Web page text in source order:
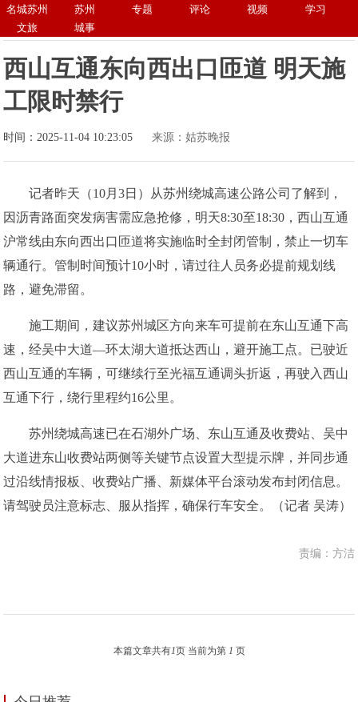
名城苏州 苏州 专题 评论 视频
学习
文旅
城事
西山互通东向西出口匝道 明天施
工限时禁行
时间：2025-11-04 10:23:05 来源：姑苏晚报
记者昨天（10月3日）从苏州绕城高速公路公司了解到，
因沥青路面突发病害需应急抢修，明天8:30至18:30，西山互通
沪常线由东向西出口匝道将实施临时全封闭管制，禁止一切车
辆通行。管制时间预计10小时，请过往人员务必提前规划线
路，避免滞留。
施工期间，建议苏州城区方向来车可提前在东山互通下高
速，经吴中大道—环太湖大道抵达西山，避开施工点。已驶近
西山互通的车辆，可继续行至光福互通调头折返，再驶入西山
互通下行，绕行里程约16公里。
苏州绕城高速已在石湖外广场、东山互通及收费站、吴中
大道进东山收费站两侧等关键节点设置大型提示牌，并同步通
过沿线情报板、收费站广播、新媒体平台滚动发布封闭信息。
请驾驶员注意标志、服从指挥，确保行车安全。（记者 吴涛）
责编：方洁
本篇文章共有1页 当前为第 1 页